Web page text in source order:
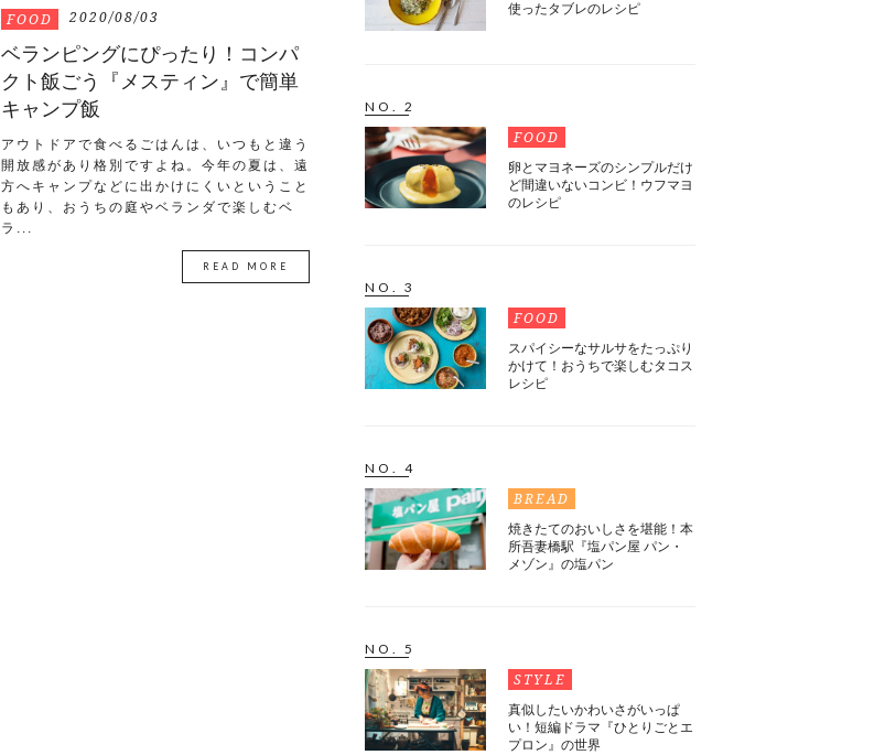
FOOD 2020/08/03
ベランピングにぴったり！コンパ
クト飯ごう『メスティン』で簡単
キャンプ飯
アウトドアで食べるごはんは、いつもと違う
開放感があり格別ですよね。今年の夏は、遠
方へキャンプなどに出かけにくいということ
もあり、おうちの庭やベランダで楽しむベ
ラ...
READ MORE
使ったタブレのレシピ
NO. 2
FOOD
卵とマヨネーズのシンプルだけ
ど間違いないコンビ！ウフマヨ
のレシピ
NO. 3
FOOD
スパイシーなサルサをたっぷり
かけて！おうちで楽しむタコス
レシピ
NO. 4
BREAD
焼きたてのおいしさを堪能！本
所吾妻橋駅『塩パン屋 パン・
メゾン』の塩パン
NO. 5
STYLE
真似したいかわいさがいっぱ
い！短編ドラマ『ひとりごとエ
プロン』の世界